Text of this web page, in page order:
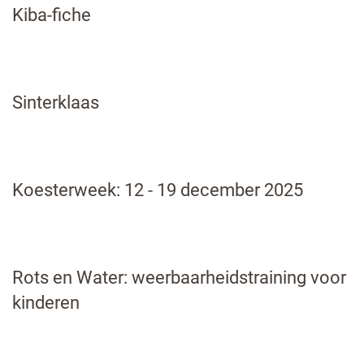
Kiba-fiche
Sinterklaas
Koesterweek: 12 - 19 december 2025
Rots en Water: weerbaarheidstraining voor
kinderen